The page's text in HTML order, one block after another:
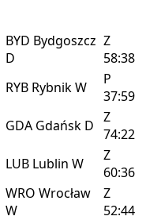
BYD Bydgoszcz
D
Z
58:38
RYB RybnikW
P
37:59
GDA Gdańsk D Z
74:22
LUB Lublin W
Z
60:36
WRO Wrocław
W
Z
52:44